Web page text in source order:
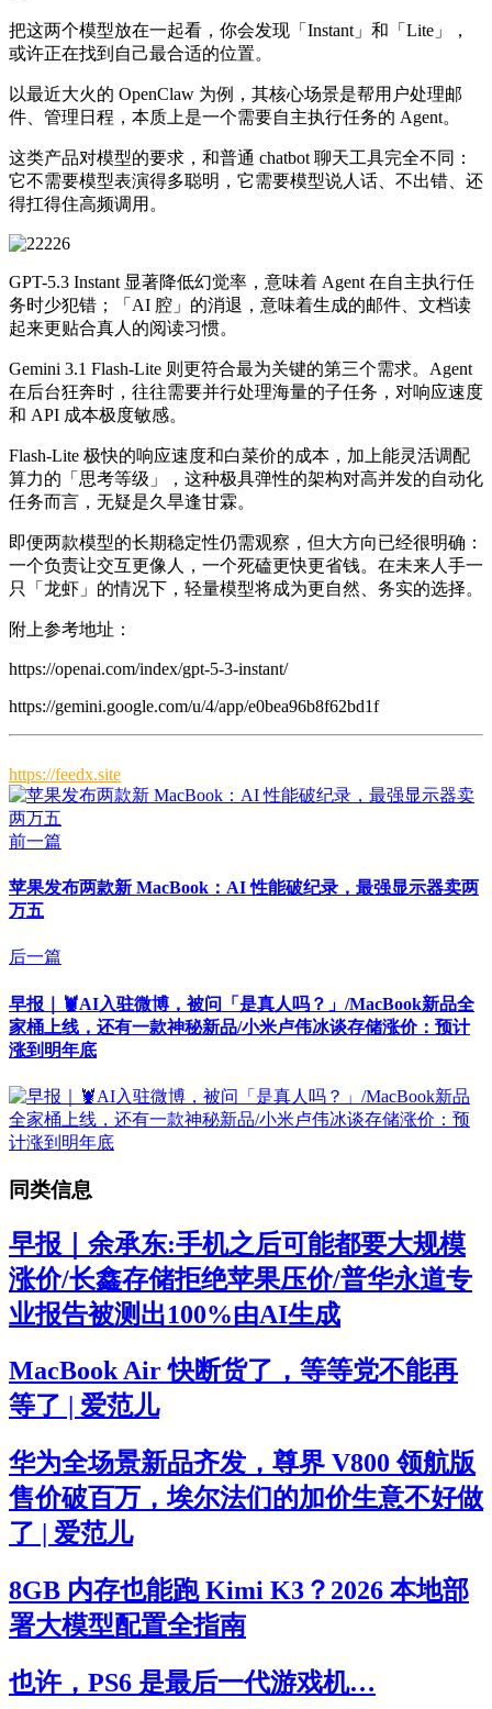
把这两个模型放在一起看，你会发现「Instant」和「Lite」，
或许正在找到自己最合适的位置。
以最近大火的 OpenClaw 为例，其核心场景是帮用户处理邮
件、管理日程，本质上是一个需要自主执行任务的 Agent。
这类产品对模型的要求，和普通 chatbot 聊天工具完全不同：
它不需要模型表演得多聪明，它需要模型说人话、不出错、还
得扛得住高频调用。
GPT-5.3 Instant 显著降低幻觉率，意味着 Agent 在自主执行任
务时少犯错；「AI 腔」的消退，意味着生成的邮件、文档读
起来更贴合真人的阅读习惯。
Gemini 3.1 Flash-Lite 则更符合最为关键的第三个需求。Agent
在后台狂奔时，往往需要并行处理海量的子任务，对响应速度
和 API 成本极度敏感。
Flash-Lite 极快的响应速度和白菜价的成本，加上能灵活调配
算力的「思考等级」，这种极具弹性的架构对高并发的自动化
任务而言，无疑是久旱逢甘霖。
即便两款模型的长期稳定性仍需观察，但大方向已经很明确：
一个负责让交互更像人，一个死磕更快更省钱。在未来人手一
只「龙虾」的情况下，轻量模型将成为更自然、务实的选择。
附上参考地址：
https://openai.com/index/gpt-5-3-instant/
https://gemini.google.com/u/4/app/e0bea96b8f62bd1f
https://feedx.site
前一篇
苹果发布两款新 MacBook：AI 性能破纪录，最强显示器卖两
万五
后一篇
早报｜🦞AI入驻微博，被问「是真人吗？」/MacBook新品全
家桶上线，还有一款神秘新品/小米卢伟冰谈存储涨价：预计
涨到明年底
同类信息
早报｜余承东:手机之后可能都要大规模
涨价/长鑫存储拒绝苹果压价/普华永道专
业报告被测出100%由AI生成
MacBook Air 快断货了，等等党不能再
等了 | 爱范儿
华为全场景新品齐发，尊界 V800 领航版
售价破百万，埃尔法们的加价生意不好做
了 | 爱范儿
8GB 内存也能跑 Kimi K3？2026 本地部
署大模型配置全指南
也许，PS6 是最后一代游戏机…